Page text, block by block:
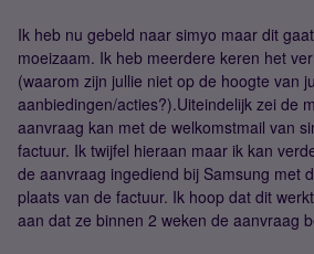
Ik heb nu gebeld naar simyo maar dit
moeizaam. Ik heb meerdere keren het
(waarom zijn jullie niet op de hoogte van
aanbiedingen/acties?).Uiteindelijk zei de
aanvraag kan met de welkomstmail van
factuur. Ik twijfel hieraan maar ik kan
de aanvraag ingediend bij Samsung met
plaats van de factuur. Ik hoop dat dit
aan dat ze binnen 2 weken de aanvraag